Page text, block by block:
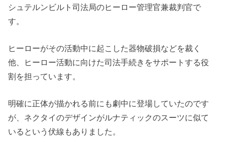
シュテルンビルト司法局のヒーロー管理官兼裁判官で
す。
ヒーローがその活動中に起こした器物破損などを裁く
他、ヒーロー活動に向けた司法手続きをサポートする役
割を担っています。
明確に正体が描かれる前にも劇中に登場していたのです
が、ネクタイのデザインがルナティックのスーツに似て
いるという伏線もありました。